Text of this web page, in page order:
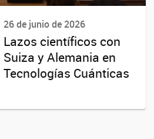
26 de junio de 2026
Lazos científicos con
Suiza y Alemania en
Tecnologías Cuánticas